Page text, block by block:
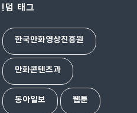
랜덤 태그
한국만화영상진흥원
만화콘텐츠과
동아일보 웹툰